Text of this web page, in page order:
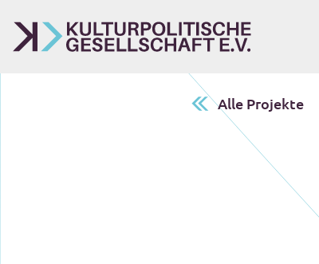
Alle Projekte